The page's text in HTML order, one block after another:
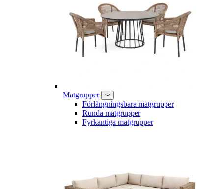
Matgrupper
Förlängningsbara matgrupper
Runda matgrupper
Fyrkantiga matgrupper